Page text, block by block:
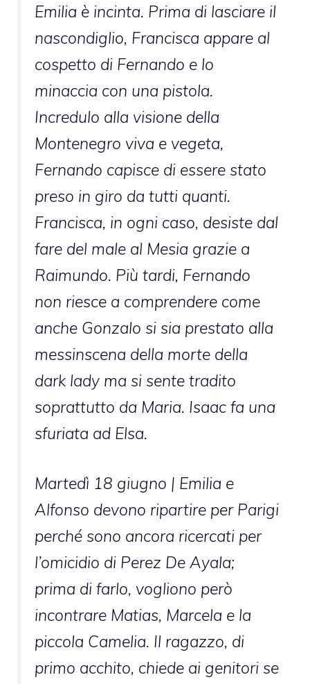
Emilia è incinta. Prima di lasciare il
nascondiglio, Francisca appare al
cospetto di Fernando e lo
minaccia con una pistola.
Incredulo alla visione della
Montenegro viva e vegeta,
Fernando capisce di essere stato
preso in giro da tutti quanti.
Francisca, in ogni caso, desiste dal
fare del male al Mesia grazie a
Raimundo. Più tardi, Fernando
non riesce a comprendere come
anche Gonzalo si sia prestato alla
messinscena della morte della
dark lady ma si sente tradito
soprattutto da Maria. Isaac fa una
sfuriata ad Elsa.
Martedì 18 giugno | Emilia e
Alfonso devono ripartire per Parigi
perché sono ancora ricercati per
l’omicidio di Perez De Ayala;
prima di farlo, vogliono però
incontrare Matias, Marcela e la
piccola Camelia. Il ragazzo, di
primo acchito, chiede ai genitori se